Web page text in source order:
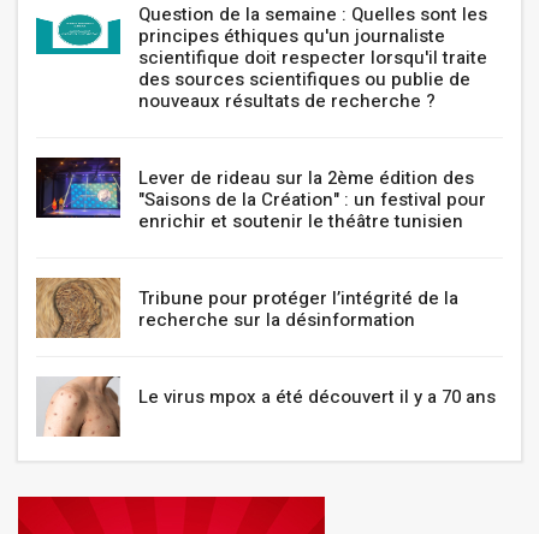
Question de la semaine : Quelles sont les
principes éthiques qu'un journaliste
scientifique doit respecter lorsqu'il traite
des sources scientifiques ou publie de
nouveaux résultats de recherche ?
Lever de rideau sur la 2ème édition des
"Saisons de la Création" : un festival pour
enrichir et soutenir le théâtre tunisien
Tribune pour protéger l’intégrité de la
recherche sur la désinformation
Le virus mpox a été découvert il y a 70 ans